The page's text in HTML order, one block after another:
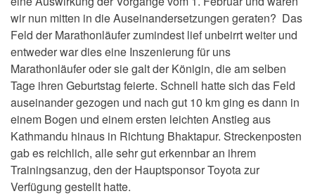
wir nun mitten in die Auseinandersetzungen geraten? Das
Feld der Marathonläufer zumindest lief unbeirrt weiter und
entweder war dies eine Inszenierung für uns
Marathonläufer oder sie galt der Königin, die am selben
Tage ihren Geburtstag feierte. Schnell hatte sich das Feld
auseinander gezogen und nach gut 10 km ging es dann in
einem Bogen und einem ersten leichten Anstieg aus
Kathmandu hinaus in Richtung Bhaktapur. Streckenposten
gab es reichlich, alle sehr gut erkennbar an ihrem
Trainingsanzug, den der Hauptsponsor Toyota zur
Verfügung gestellt hatte.